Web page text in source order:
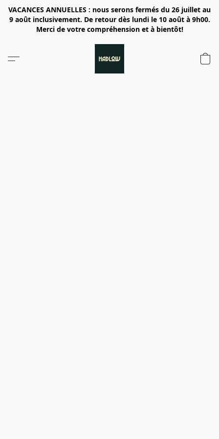
VACANCES ANNUELLES : nous serons fermés du 26 juillet au
9 août inclusivement. De retour dès lundi le 10 août à 9h00.
Merci de votre compréhension et à bientôt!